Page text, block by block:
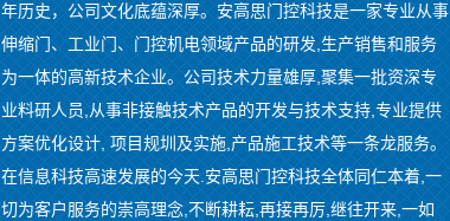
年历史，公司文化底蕴深厚。安高思门控科技是一家专业从事
伸缩门、工业门、门控机电领域产品的研发,生产销售和服务
为一体的高新技术企业。公司技术力量雄厚,聚集一批资深专
业料研人员,从事非接触技术产品的开发与技术支持,专业提供
方案优化设计, 项目规圳及实施,产品施工技术等一条龙服务。
在信息科技高速发展的今天.安高思门控科技全体同仁本着,一
切为客户服务的崇高理念,不断耕耘,再接再厉,继往开来,一如